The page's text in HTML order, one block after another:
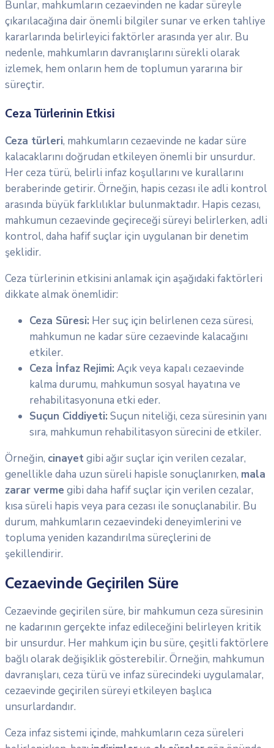
Bunlar, mahkumların cezaevinden ne kadar süreyle
çıkarılacağına dair önemli bilgiler sunar ve erken tahliye
kararlarında belirleyici faktörler arasında yer alır. Bu
nedenle, mahkumların davranışlarını sürekli olarak
izlemek, hem onların hem de toplumun yararına bir
süreçtir.
Ceza Türlerinin Etkisi
Ceza türleri, mahkumların cezaevinde ne kadar süre
kalacaklarını doğrudan etkileyen önemli bir unsurdur.
Her ceza türü, belirli infaz koşullarını ve kurallarını
beraberinde getirir. Örneğin, hapis cezası ile adli kontrol
arasında büyük farklılıklar bulunmaktadır. Hapis cezası,
mahkumun cezaevinde geçireceği süreyi belirlerken, adli
kontrol, daha hafif suçlar için uygulanan bir denetim
şeklidir.
Ceza türlerinin etkisini anlamak için aşağıdaki faktörleri
dikkate almak önemlidir:
Ceza Süresi: Her suç için belirlenen ceza süresi,
mahkumun ne kadar süre cezaevinde kalacağını
etkiler.
Ceza İnfaz Rejimi: Açık veya kapalı cezaevinde
kalma durumu, mahkumun sosyal hayatına ve
rehabilitasyonuna etki eder.
Suçun Ciddiyeti: Suçun niteliği, ceza süresinin yanı
sıra, mahkumun rehabilitasyon sürecini de etkiler.
Örneğin, cinayetgibi ağır suçlar için verilen cezalar,
genellikle daha uzun süreli hapisle sonuçlanırken, mala
zarar verme gibi daha hafif suçlar için verilen cezalar,
kısa süreli hapis veya para cezası ile sonuçlanabilir. Bu
durum, mahkumların cezaevindeki deneyimlerini ve
topluma yeniden kazandırılma süreçlerini de
şekillendirir.
Cezaevinde Geçirilen Süre
Cezaevinde geçirilen süre, bir mahkumun ceza süresinin
ne kadarının gerçekte infaz edileceğini belirleyen kritik
bir unsurdur. Her mahkum için bu süre, çeşitli faktörlere
bağlı olarak değişiklik gösterebilir. Örneğin, mahkumun
davranışları, ceza türü ve infaz sürecindeki uygulamalar,
cezaevinde geçirilen süreyi etkileyen başlıca
unsurlardandır.
Ceza infaz sistemi içinde, mahkumların ceza süreleri